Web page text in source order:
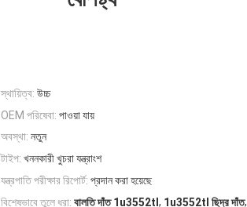
স্থায়িত্ব: উচ্চ
OEM পরিষেবা: পাওয়া যায়
অবস্থা: নতুন
টাইপ: খননকারী খুচরা যন্ত্রাংশ
যন্ত্রপাতি পরীক্ষার রিপোর্ট: প্রদান করা হয়েছে
বিশেষভাবে তুলে ধরা: বালতি দাঁত 1u3552tl , 1u3552tl ছিদ্র দাঁত,